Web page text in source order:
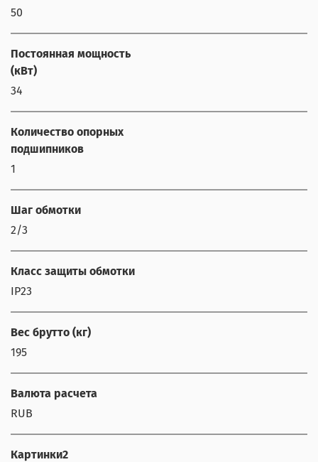
50
Постоянная мощность
(кВт)
34
Количество опорных
подшипников
1
Шаг обмотки
2/3
Класс защиты обмотки
IP23
Вес брутто (кг)
195
Валюта расчета
RUB
Картинки2